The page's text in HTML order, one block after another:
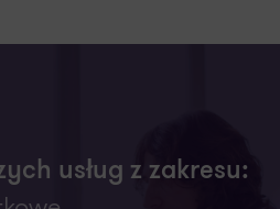
usług z zakresu: